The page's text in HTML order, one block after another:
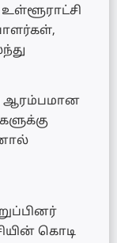
ஆரம்பமான
கொடி